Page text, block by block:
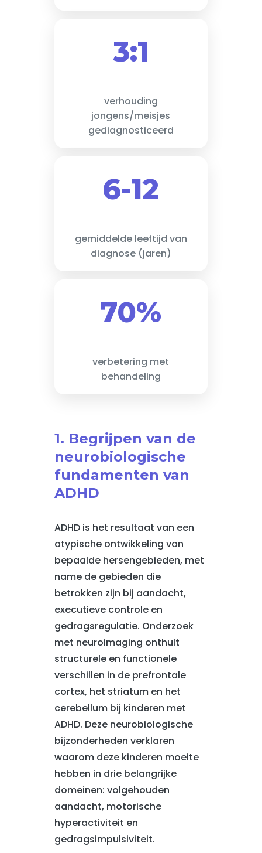
3:1
verhouding
jongens/meisjes
gediagnosticeerd
6-12
gemiddelde leeftijd van
diagnose (jaren)
70%
verbetering met
behandeling
1. Begrijpen van de
neurobiologische
fundamenten van
ADHD
ADHD is het resultaat van een
atypische ontwikkeling van
bepaalde hersengebieden, met
name de gebieden die
betrokken zijn bij aandacht,
executieve controle en
gedragsregulatie. Onderzoek
met neuroimaging onthult
structurele en functionele
verschillen in de prefrontale
cortex, het striatum en het
cerebellum bij kinderen met
ADHD. Deze neurobiologische
bijzonderheden verklaren
waarom deze kinderen moeite
hebben in drie belangrijke
domeinen: volgehouden
aandacht, motorische
hyperactiviteit en
gedragsimpulsiviteit.